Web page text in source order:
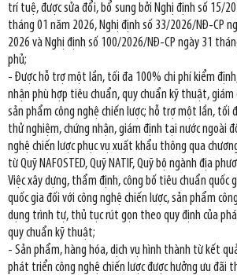
trí tuệ, được sửa đổi, bổ sung bởi Nghị định số 15/
tháng 01 năm 2026, Nghị định số 33/2026/NĐ-CP
2026 và Nghị định số 100/2026/NĐ-CP ngày 31
phủ;
- Được hỗ trợ một lần, tối đa 100% chi phí kiểm
nhận phù hợp tiêu chuẩn, quy chuẩn kỹ thuật, giám
sản phẩm công nghệ chiến lược; hỗ trợ một lần, tối
thử nghiệm, chứng nhận, giám định tại nước ngoài
nghệ chiến lược phục vụ xuất khẩu thông qua
từ Quỹ NAFOSTED, Quỹ NATIF, Quỹ bộ ngành địa
Việc xây dựng, thẩm định, công bố tiêu chuẩn quốc
quốc gia đối với công nghệ chiến lược, sản phẩm
dụng trình tự, thủ tục rút gọn theo quy định của
quy chuẩn kỹ thuật;
- Sản phẩm, hàng hóa, dịch vụ hình thành từ kết
phát triển công nghệ chiến lược được hưởng ưu đãi